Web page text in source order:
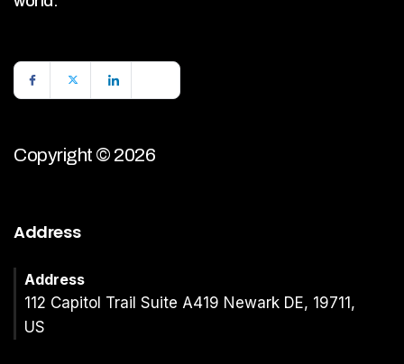
Copyright © 2026
Address
Address
112 Capitol Trail Suite A419 Newark DE, 19711,
US